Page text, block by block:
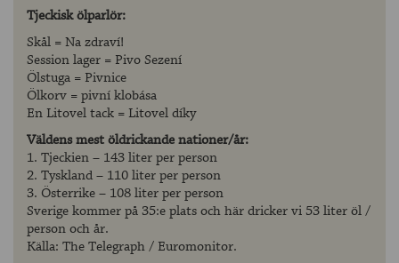
Tjeckisk ölparlör:
Skål = Na zdraví!
Session lager = Pivo Sezení
Ölstuga = Pivnice
Ölkorv = pivní klobása
En Litovel tack = Litovel díky
Väldens mest öldrickande nationer/år:
1. Tjeckien – 143 liter per person
2. Tyskland – 110 liter per person
3. Österrike – 108 liter per person
Sverige kommer på 35:e plats och här dricker vi 53 liter öl /
person och år.
Källa: The Telegraph / Euromonitor.